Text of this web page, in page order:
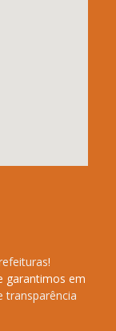
!
garantimos em
transparência